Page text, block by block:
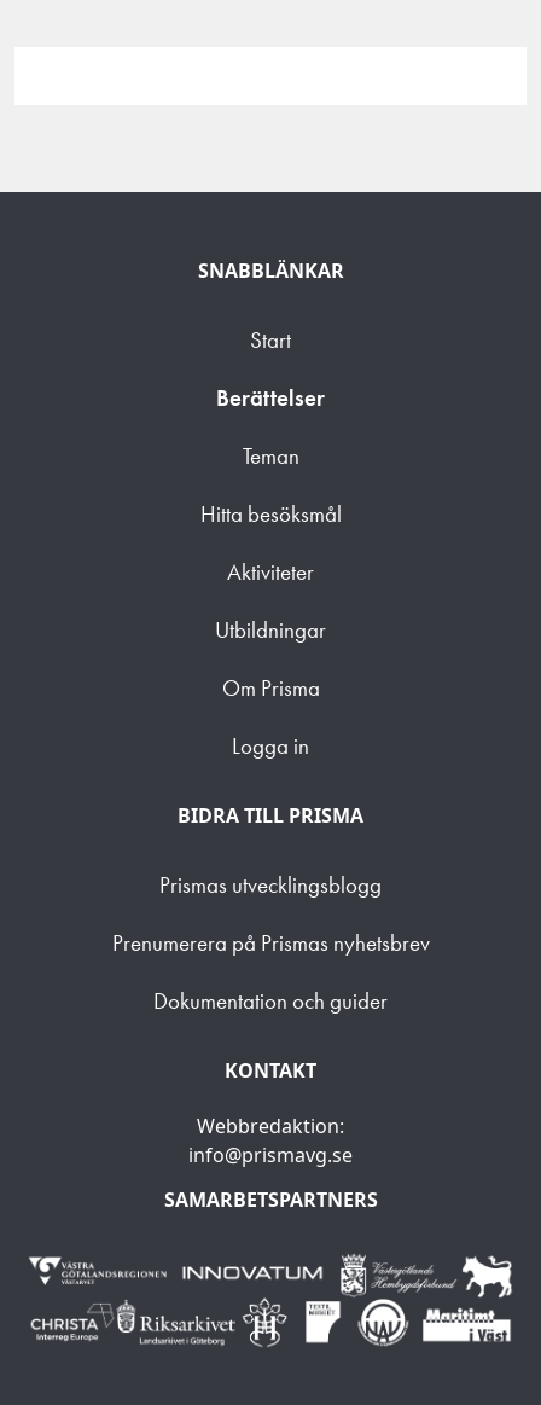
SNABBLÄNKAR
Start
Berättelser
Teman
Hitta besöksmål
Aktiviteter
Utbildningar
Om Prisma
Logga in
BIDRA TILL PRISMA
Prismas utvecklingsblogg
Prenumerera på Prismas nyhetsbrev
Dokumentation och guider
KONTAKT
Webbredaktion:
info@prismavg.se
SAMARBETSPARTNERS